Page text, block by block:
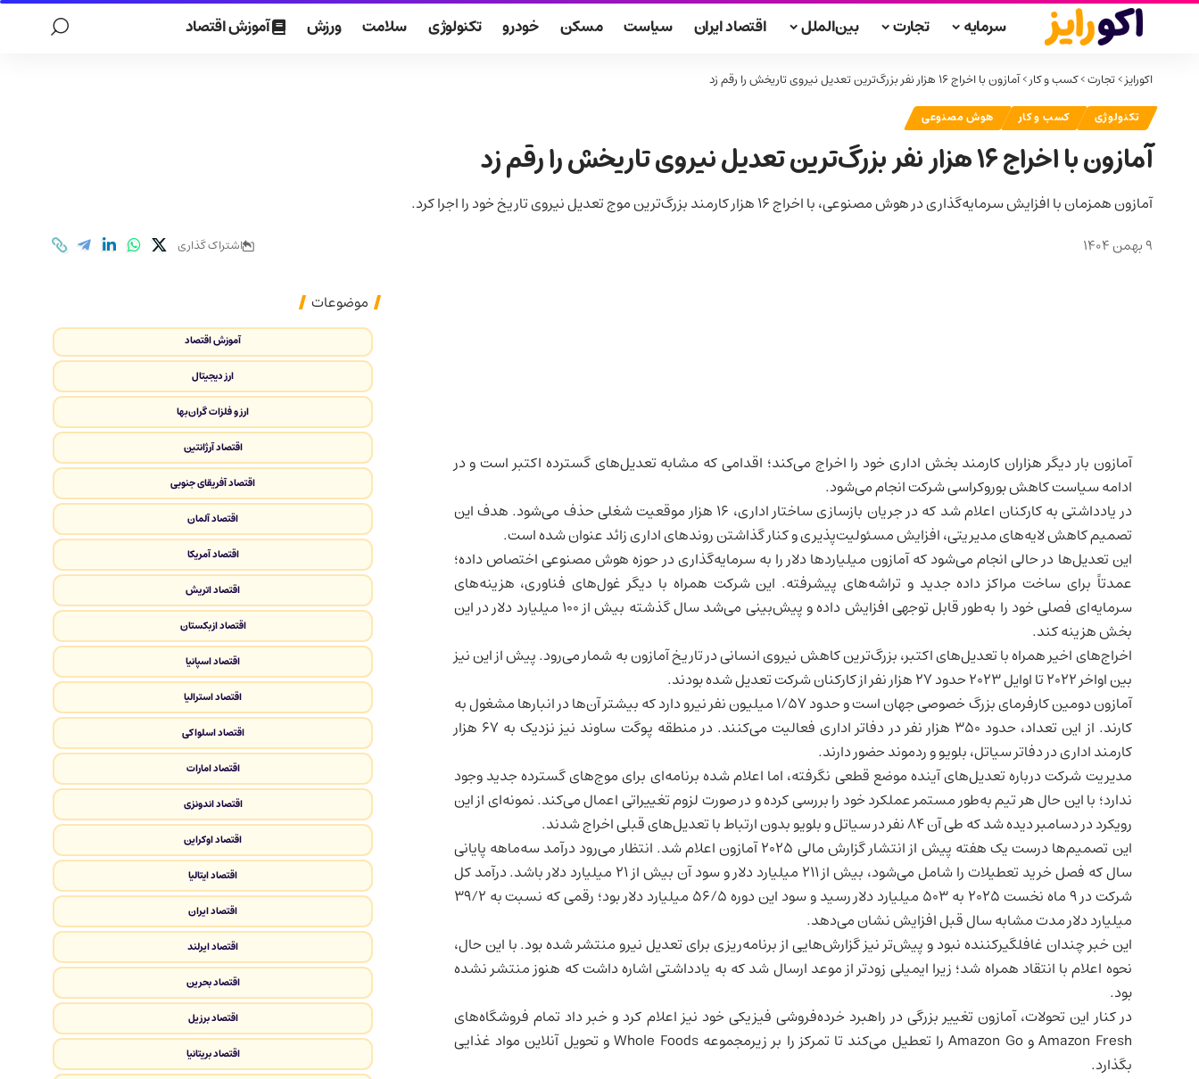
سرمایه تجارت بین‌الملل اقتصاد ایران سیاست مسکن خودرو تکنولوژی سلامت ورزش آموزش اقتصاد
اکورایز>تجارت>کسب و کار>آمازون با اخراج ۱۶ هزار نفر بزرگ‌ترین تعدیل نیروی تاریخش را رقم زد
تکنولوژی کسب و کار هوش مصنوعی
آمازون با اخراج ۱۶ هزار نفر بزرگ‌ترین تعدیل نیروی تاریخش را رقم زد
آمازون همزمان با افزایش سرمایه‌گذاری در هوش مصنوعی، با اخراج ۱۶ هزار کارمند بزرگ‌ترین موج تعدیل نیروی تاریخ خود را اجرا کرد.
9 بهمن 1404 اشتراک گذاری
آمازون بار دیگر هزاران کارمند بخش اداری خود را اخراج می‌کند؛ اقدامی که مشابه تعدیل‌های گسترده اکتبر است و در
ادامه سیاست کاهش بوروکراسی شرکت انجام می‌شود.
در یادداشتی به کارکنان اعلام شد که در جریان بازسازی ساختار اداری، ۱۶ هزار موقعیت شغلی حذف می‌شود. هدف این
تصمیم کاهش لایه‌های مدیریتی، افزایش مسئولیت‌پذیری و کنار گذاشتن روندهای اداری زائد عنوان شده است.
این تعدیل‌ها در حالی انجام می‌شود که آمازون میلیاردها دلار را به سرمایه‌گذاری در حوزههوش مصنوعیاختصاص داده؛
عمدتاً برای ساخت مراکز داده جدید و تراشه‌های پیشرفته. این شرکت همراه با دیگر غول‌های فناوری، هزینه‌های
سرمایه‌ای فصلی خود را به‌طور قابل توجهی افزایش داده و پیش‌بینی می‌شد سال گذشته بیش از ۱۰۰ میلیارد دلار در این
بخش هزینه کند.
اخراج‌های اخیر همراه با تعدیل‌های اکتبر، بزرگ‌ترین کاهش نیروی انسانی در تاریخ آمازون به شمار می‌رود. پیش از این نیز
بین اواخر ۲۰۲۲ تا اوایل ۲۰۲۳ حدود ۲۷ هزار نفر از کارکنان شرکت تعدیل شده بودند.
آمازون دومین کارفرمای بزرگ خصوصی جهان است و حدود ۱/۵۷ میلیون نفر نیرو دارد که بیشتر آن‌ها در انبارها مشغول به
کارند. از این تعداد، حدود ۳۵۰ هزار نفر در دفاتر اداری فعالیت می‌کنند. در منطقه پوگت ساوند نیز نزدیک به ۶۷ هزار
کارمند اداری در دفاتر سیاتل، بلویو و ردموند حضور دارند.
مدیریت شرکت درباره تعدیل‌های آینده موضع قطعی نگرفته، اما اعلام شده برنامه‌ای برای موج‌های گسترده جدید وجود
ندارد؛ با این حال هر تیم به‌طور مستمر عملکرد خود را بررسی کرده و در صورت لزوم تغییراتی اعمال می‌کند. نمونه‌ای از این
رویکرد در دسامبر دیده شد که طی آن ۸۴ نفر در سیاتل و بلویو بدون ارتباط با تعدیل‌های قبلی اخراج شدند.
این تصمیم‌ها درست یک هفته پیش از انتشار گزارش مالی ۲۰۲۵ آمازون اعلام شد. انتظار می‌رود درآمد سه‌ماهه پایانی
سال که فصل خرید تعطیلات را شامل می‌شود، بیش از ۲۱۱ میلیارد دلار و سود آن بیش از ۲۱ میلیارد دلار باشد. درآمد کل
شرکت در ۹ ماه نخست ۲۰۲۵ به ۵۰۳ میلیارد دلار رسید و سود این دوره ۵۶/۵ میلیارد دلار بود؛ رقمی که نسبت به ۳۹/۲
میلیارد دلار مدت مشابه سال قبل افزایش نشان می‌دهد.
این خبر چندان غافلگیرکننده نبود و پیش‌تر نیز گزارش‌هایی از برنامه‌ریزی برای تعدیل نیرو منتشر شده بود. با این حال،
نحوه اعلام با انتقاد همراه شد؛ زیرا ایمیلی زودتر از موعد ارسال شد که به یادداشتی اشاره داشت که هنوز منتشر نشده
بود.
در کنار این تحولات، آمازون تغییر بزرگی در راهبرد خرده‌فروشیفیزیکی خود نیز اعلام کرد و خبر داد تمام فروشگاه‌های
Amazon Fresh و Amazon Go را تعطیل می‌کند تا تمرکز را بر زیرمجموعه Whole Foods و تحویل آنلاین مواد غذایی
بگذارد.
موضوعات
آموزش اقتصاد
ارز دیجیتال
ارز و فلزات گران‌بها
اقتصاد آرژانتین
اقتصاد آفریقای جنوبی
اقتصاد آلمان
اقتصاد آمریکا
اقتصاد اتریش
اقتصاد ازبکستان
اقتصاد اسپانیا
اقتصاد استرالیا
اقتصاد اسلواکی
اقتصاد امارات
اقتصاد اندونزی
اقتصاد اوکراین
اقتصاد ایتالیا
اقتصاد ایران
اقتصاد ایرلند
اقتصاد بحرین
اقتصاد برزیل
اقتصاد بریتانیا